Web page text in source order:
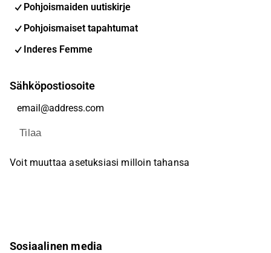
Pohjoismaiden uutiskirje
Pohjoismaiset tapahtumat
Inderes Femme
Sähköpostiosoite
Tilaa
Voit muuttaa asetuksiasi milloin tahansa
Sosiaalinen media